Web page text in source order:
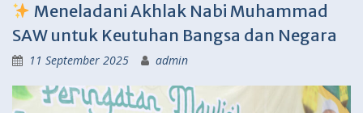
Meneladani Akhlak Nabi Muhammad
SAW untuk Keutuhan Bangsa dan Negara
11 September 2025 admin